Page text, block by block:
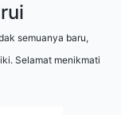
semuanya baru,
Selamat menikmati